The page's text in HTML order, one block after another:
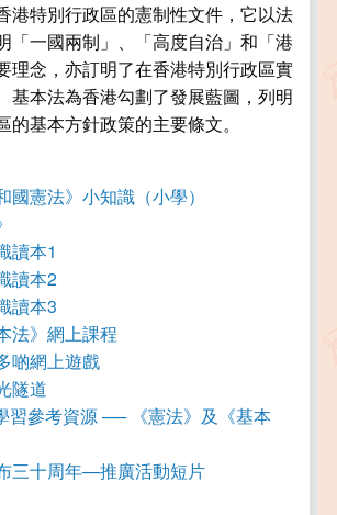
港特別行政區的憲制性文件，它以法
「一國兩制」、「高度自治」和「港
理念，亦訂明了在香港特別行政區實
基本法為香港勾劃了發展藍圖，列明
的基本方針政策的主要條文。
國憲法》小知識（小學）
讀本1
讀本2
讀本3
法》網上課程
啲網上遊戲
隧道
習參考資源 ── 《憲法》及《基本
三十周年—推廣活動短片